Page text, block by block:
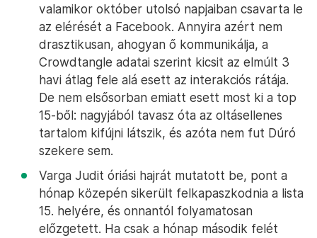
valamikor október utolsó napjaiban csavarta le
az elérését a Facebook. Annyira azért nem
drasztikusan, ahogyan ő kommunikálja, a
Crowdtangle adatai szerint kicsit az elmúlt 3
havi átlag fele alá esett az interakciós rátája.
De nem elsősorban emiatt esett most ki a top
15-ből: nagyjából tavasz óta az oltásellenes
tartalom kifújni látszik, és azóta nem fut Dúró
szekere sem.
Varga Judit óriási hajrát mutatott be, pont a
hónap közepén sikerült felkapaszkodnia a lista
15. helyére, és onnantól folyamatosan
előzgetett. Ha csak a hónap második felét